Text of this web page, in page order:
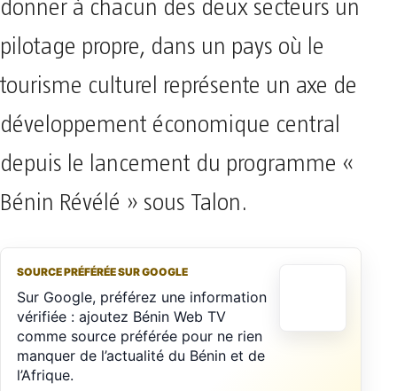
donner à chacun des deux secteurs un
pilotage propre, dans un pays où le
tourisme culturel représente un axe de
développement économique central
depuis le lancement du programme «
Bénin Révélé » sous Talon.
SOURCE PRÉFÉRÉE SUR GOOGLE
Sur Google, préférez une information
vérifiée : ajoutez Bénin Web TV
comme source préférée pour ne rien
manquer de l’actualité du Bénin et de
l’Afrique.